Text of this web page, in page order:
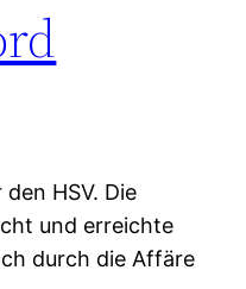
HSV. Die
und erreichte
durch die Affäre